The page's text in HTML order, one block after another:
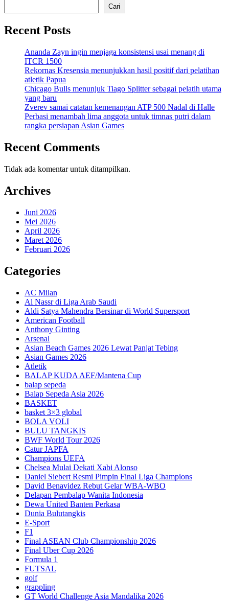
Cari
Recent Posts
Ananda Zayn ingin menjaga konsistensi usai menang di
ITCR 1500
Rekornas Kresensia menunjukkan hasil positif dari pelatihan
atletik Papua
Chicago Bulls menunjuk Tiago Splitter sebagai pelatih utama
yang baru
Zverev samai catatan kemenangan ATP 500 Nadal di Halle
Perbasi menambah lima anggota untuk timnas putri dalam
rangka persiapan Asian Games
Recent Comments
Tidak ada komentar untuk ditampilkan.
Archives
Juni 2026
Mei 2026
April 2026
Maret 2026
Februari 2026
Categories
AC Milan
Al Nassr di Liga Arab Saudi
Aldi Satya Mahendra Bersinar di World Supersport
American Football
Anthony Ginting
Arsenal
Asian Beach Games 2026 Lewat Panjat Tebing
Asian Games 2026
Atletik
BALAP KUDA AEF/Mantena Cup
balap sepeda
Balap Sepeda Asia 2026
BASKET
basket 3×3 global
BOLA VOLI
BULU TANGKIS
BWF World Tour 2026
Catur JAPFA
Champions UEFA
Chelsea Mulai Dekati Xabi Alonso
Daniel Siebert Resmi Pimpin Final Liga Champions
David Benavidez Rebut Gelar WBA-WBO
Delapan Pembalap Wanita Indonesia
Dewa United Banten Perkasa
Dunia Bulutangkis
E-Sport
F1
Final ASEAN Club Championship 2026
Final Uber Cup 2026
Formula 1
FUTSAL
golf
grappling
GT World Challenge Asia Mandalika 2026